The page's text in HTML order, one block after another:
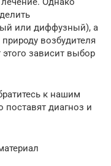
или диффузный), а
возбудителя
этого зависит выбор
к нашим
диагноз и